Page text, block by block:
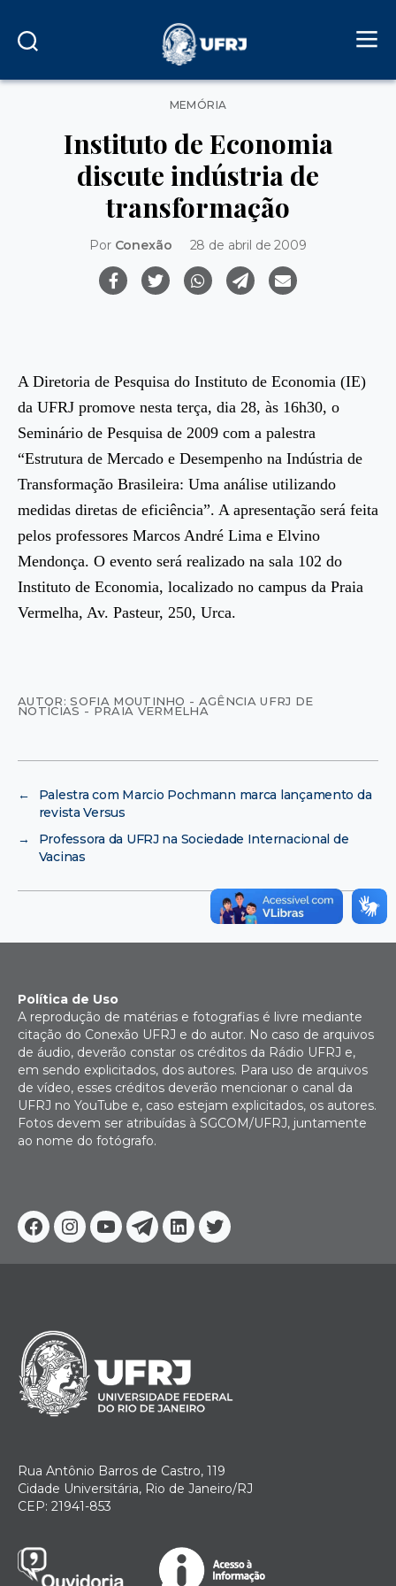
Categorias
MEMÓRIA
Instituto de Economia
discute indústria de
transformação
Por Conexão 28 de abril de 2009
A Diretoria de Pesquisa do Instituto de Economia (IE)
da UFRJ promove nesta terça, dia 28, às 16h30, o
Seminário de Pesquisa de 2009 com a palestra
“Estrutura de Mercado e Desempenho na Indústria de
Transformação Brasileira: Uma análise utilizando
medidas diretas de eficiência”. A apresentação será feita
pelos professores Marcos André Lima e Elvino
Mendonça. O evento será realizado na sala 102 do
Instituto de Economia, localizado no campus da Praia
Vermelha, Av. Pasteur, 250, Urca.
AUTOR: SOFIA MOUTINHO - AGÊNCIA UFRJ DE
NOTÍCIAS - PRAIA VERMELHA
←
Palestra com Marcio Pochmann marca lançamento da
revista Versus
→
Professora da UFRJ na Sociedade Internacional de
Vacinas
Facebook
Instagram
YoutubeTelegram
Linkedin
Twitter
Política de Uso
A reprodução de matérias e fotografias é livre mediante
citação do Conexão UFRJ e do autor. No caso de arquivos
de áudio, deverão constar os créditos da Rádio UFRJ e,
em sendo explicitados, dos autores. Para uso de arquivos
de vídeo, esses créditos deverão mencionar o canal da
UFRJ no YouTube e, caso estejam explicitados, os autores.
Fotos devem ser atribuídas à SGCOM/UFRJ, juntamente
ao nome do fotógrafo.
Rua Antônio Barros de Castro, 119
Cidade Universitária, Rio de Janeiro/RJ
CEP: 21941-853